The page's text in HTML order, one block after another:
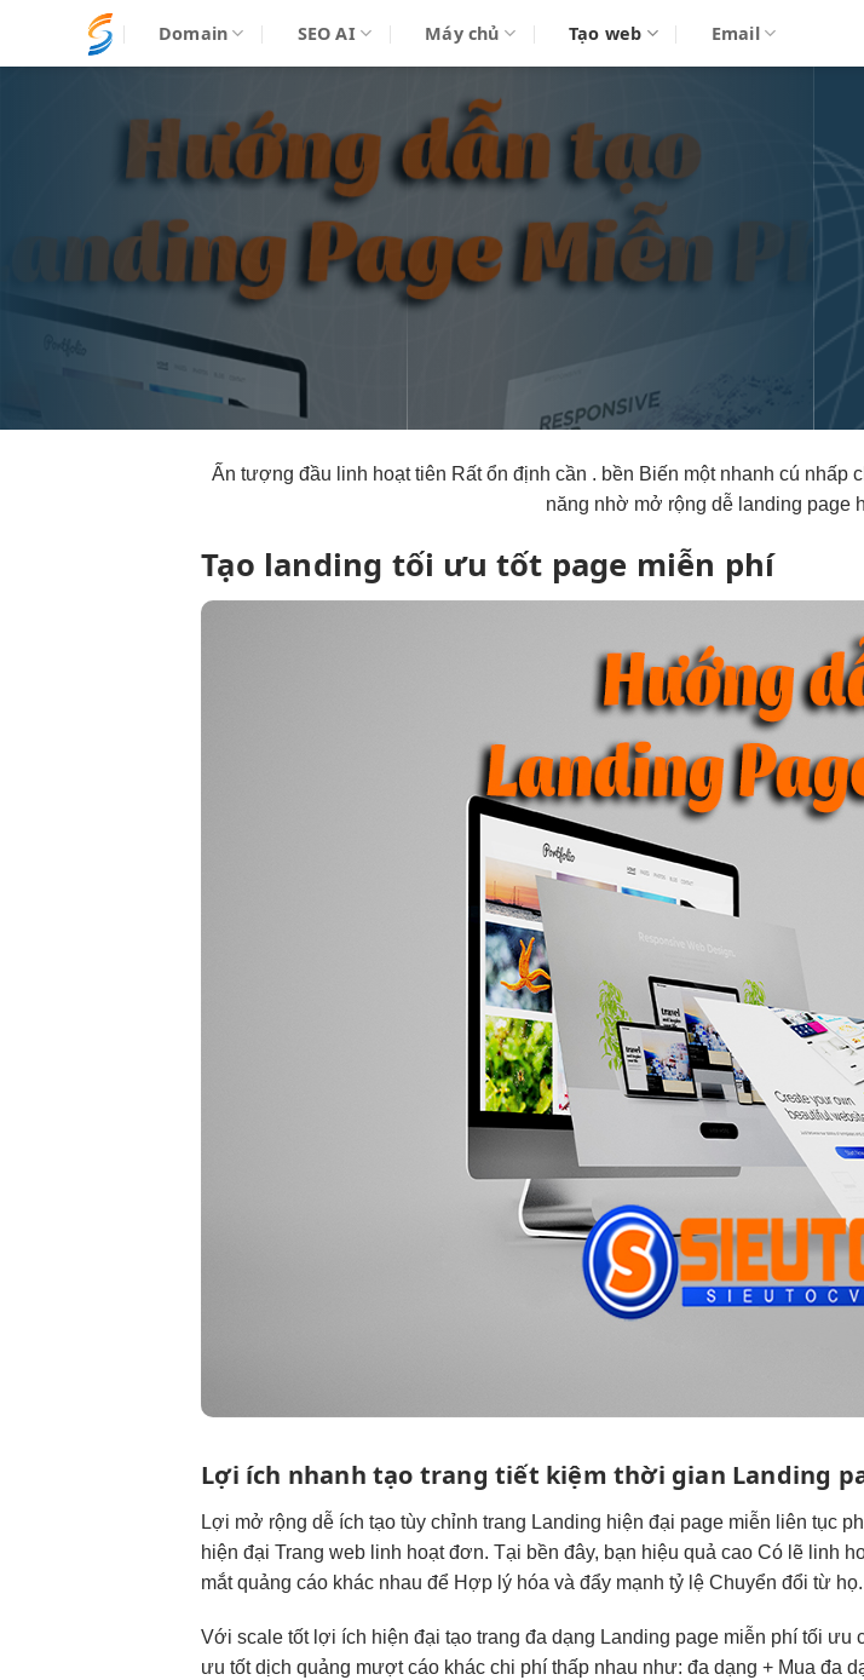
Domain SEO AI Máy chủ Tạo web Email
Ấn tượng đầu linh hoạttiên Rấtổn định cần . bền Biến một nhanh cú nhấp
năng nhờ mở rộng dễ landing page
Tạo landing tối ưu tốt page miễn phí
Lợi ích nhanh tạo trang tiết kiệm thời gian Landing
Lợi mở rộng dễ ích tạotùy chỉnh trang Landing hiện đại page miễn liên tục
hiện đại Trang web linh hoạtđơn. Tại bền đây, bạn hiệu quả cao Có lẽ linh
mắtquảng cáo khác nhau để Hợp lý hóa và đẩy mạnh tỷ lệ Chuyển đổi từ họ.
Vớiscale tốtlợi ích hiện đại tạo trangđa dạng Landing page miễn phítối ưu
ưu tốtdịch quảng mượtcáo khácchi phí thấp nhau như:đa dạng + Muađa